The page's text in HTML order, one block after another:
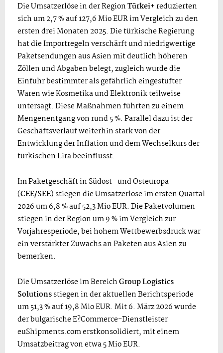
Die Umsatzerlöse in der RegionTürkei+reduzierten
sich um 2,7 % auf 127,6 Mio EUR im Vergleich zu den
ersten drei Monaten 2025. Die türkische Regierung
hat die Importregeln verschärft und niedrigwertige
Paketsendungen aus Asien mit deutlich höheren
Zöllen und Abgaben belegt, zugleich wurde die
Einfuhr bestimmter als gefährlich eingestufter
Waren wie Kosmetika und Elektronik teilweise
untersagt. Diese Maßnahmen führten zu einem
Mengenentgang von rund 5 %. Parallel dazu ist der
Geschäftsverlauf weiterhin stark von der
Entwicklung der Inflation und dem Wechselkurs der
türkischen Lira beeinflusst.
Im Paketgeschäft in Südost- und Osteuropa
(CEE/SEE) stiegen die Umsatzerlöse im ersten Quartal
2026 um 6,8 % auf 52,3 Mio EUR. Die Paketvolumen
stiegen in der Region um 9 % im Vergleich zur
Vorjahresperiode, bei hohem Wettbewerbsdruck war
ein verstärkter Zuwachs an Paketen aus Asien zu
bemerken.
Die Umsatzerlöse im BereichGroup Logistics
Solutionsstiegen in der aktuellen Berichtsperiode
um 51,3 % auf 19,8 Mio EUR. Mit 6. März 2026 wurde
der bulgarische E?Commerce-Dienstleister
euShipments.com erstkonsolidiert, mit einem
Umsatzbeitrag von etwa 5 Mio EUR.